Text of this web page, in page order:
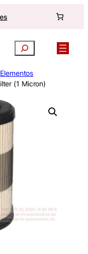
Buscar
Elementos
(1 Micron)